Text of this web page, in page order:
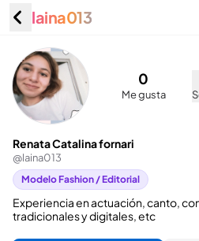
Renata Catalina
laina013
0
Me gusta
Renata Catalina fornari
@laina013
Modelo Fashion / Editorial
Experiencia en actuación, canto,
tradicionales y digitales, etc